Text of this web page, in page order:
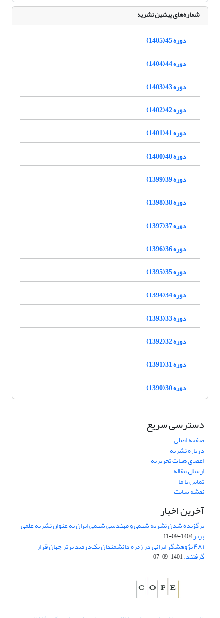
شماره‌های پیشین نشریه
دوره 45 (1405)
دوره 44 (1404)
دوره 43 (1403)
دوره 42 (1402)
دوره 41 (1401)
دوره 40 (1400)
دوره 39 (1399)
دوره 38 (1398)
دوره 37 (1397)
دوره 36 (1396)
دوره 35 (1395)
دوره 34 (1394)
دوره 33 (1393)
دوره 32 (1392)
دوره 31 (1391)
دوره 30 (1390)
دسترسی سریع
صفحه اصلی
درباره نشریه
اعضای هیات تحریریه
ارسال مقاله
تماس با ما
نقشه سایت
آخرین اخبار
برگزیده شدن نشریه شیمی و مهندسی شیمی ایران به عنوان نشریه علمی
برتر1404-09-11
۴۸۱ پژوهشگر ایرانی در زمره دانشمندان یک‌درصد برتر جهان قرار
گرفتند.1401-09-07